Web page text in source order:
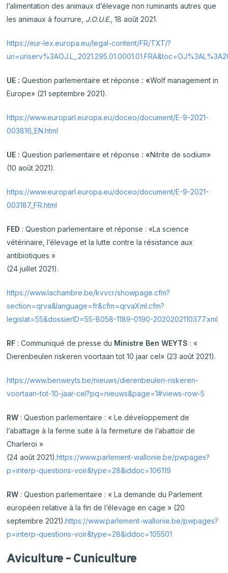
l’alimentation des animaux d’élevage non ruminants autres que
les animaux à fourrure, J.O.U.E., 18 août 2021.
https://eur-lex.europa.eu/legal-content/FR/TXT/?
UE :Question parlementaire et réponse : «Wolf management in
Europe» (21 septembre 2021).
https://www.europarl.europa.eu/doceo/document/E-9-2021-
003816_EN.html
UE :Question parlementaire et réponse : «Nitrite de sodium»
(10 août 2021).
https://www.europarl.europa.eu/doceo/document/E-9-2021-
003187_FR.html
FED : Question parlementaire et réponse : «La science
vétérinaire, l’élevage et la lutte contre la résistance aux
antibiotiques »
(24 juillet 2021).
https://www.lachambre.be/kvvcr/showpage.cfm?
section=qrva&language=fr&cfm=qrvaXml.cfm?
legislat=55&dossierID=55-B058-1189-0190-2020202110377.xml
RF : Communiqué de presse du Ministre Ben WEYTS : «
Dierenbeulen riskeren voortaan tot 10 jaar cel» (23 août 2021).
https://www.benweyts.be/nieuws/dierenbeulen-riskeren-
voortaan-tot-10-jaar-cel?pq=nieuws&page=1#views-row-5
RW : Question parlementaire : « Le développement de
l’abattage à la ferme suite à la fermeture de l’abattoir de
Charleroi »
(24 août 2021).https://www.parlement-wallonie.be/pwpages?
p=interp-questions-voir&type=28&iddoc=106119
RW : Question parlementaire : « La demande du Parlement
européen relative à la fin de l’élevage en cage » (20
septembre 2021).https://www.parlement-wallonie.be/pwpages?
p=interp-questions-voir&type=28&iddoc=105501
Aviculture – Cuniculture